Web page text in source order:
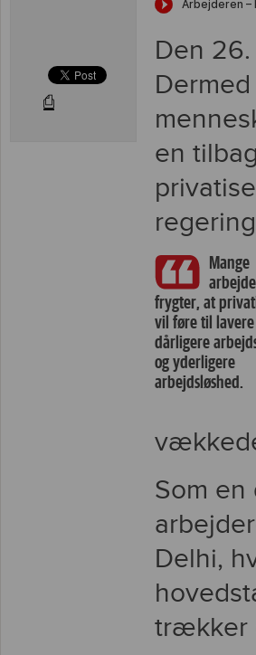
⎙
Den
en
Mange
frygter, at
vil føre til
dårligere
og yderligere
arbejdsløshed.
Som
Delhi,
trækker